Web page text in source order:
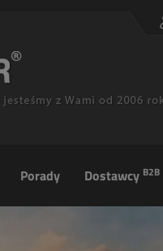
Porady Dostawcy B2B